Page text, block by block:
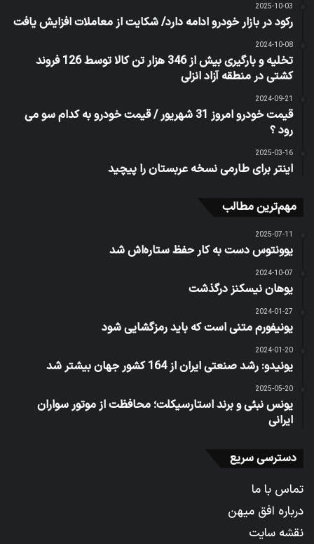
2025-10-03
رکود در بازار خودرو ادامه دارد/ شکایت از معاملات افزایش یافت
2024-10-08
تخلیه و بارگیری بیش از 346 هزار تن كالا توسط 126 فروند
كشتی در منطقه آزاد انزلی
2024-09-21
قیمت خودرو امروز 31 شهریور / قیمت خودرو به کدام سو می
رود ؟
2025-03-16
اینتر برای طارمی نسخه عربستان را پیچید
مهم‌ترین مطالب
2025-07-11
یوونتوس دست به کار حفظ ستاره‌اش شد
2024-10-07
یوهان نیسکنز درگذشت
2024-01-27
یونیفورم متنی است که باید رمزگشایی شود
2024-01-20
یونیدو: رشد صنعتی ایران از 164 کشور جهان بیشتر شد
2025-05-20
یونس نبئی و برند استارسیکلت؛ محافظت از موتور سواران
ایرانی
دسترسی سریع
تماس با ما
درباره افق میهن
نقشه سایت